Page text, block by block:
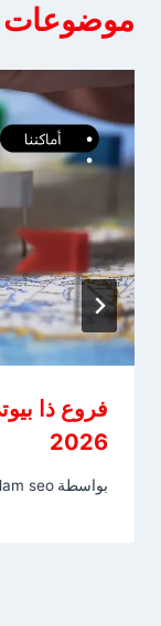
موضوعات
فروع ذا
2026
بواسطة seo